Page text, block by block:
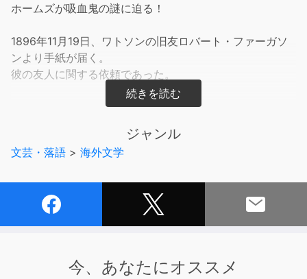
ホームズが吸血鬼の謎に迫る！
1896年11月19日、ワトソンの旧友ロバート・ファーガソ
ンより手紙が届く。
彼の友人に関する依頼であった。
ジョン・H・ワトソン（44）
友人には妻とふたりの子ども、まだ1歳に満たない赤子、
ある日、穏やかで優しいはずの妻がジャックに手を上げる
ジャンル
文芸・落語 > 海外文学
今、あなたにオススメ